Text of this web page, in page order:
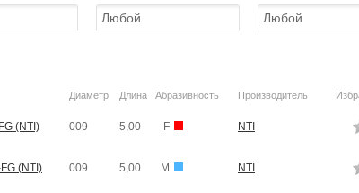
Диаметр Длина Абразивность Производитель
(NTI) 009 5,00 F NTI
(NTI) 009 5,00 M NTI